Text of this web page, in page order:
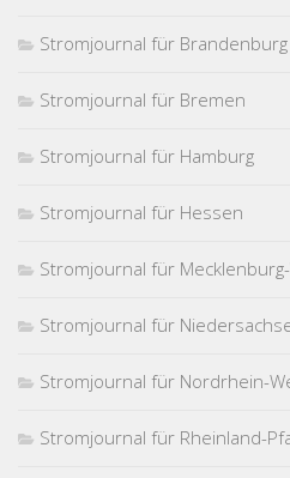
Stromjournal für Brandenburg
Stromjournal für Bremen
Stromjournal für Hamburg
Stromjournal für Hessen
Stromjournal für
Stromjournal für
Stromjournal für Nordrhein-
Stromjournal für Rheinland-